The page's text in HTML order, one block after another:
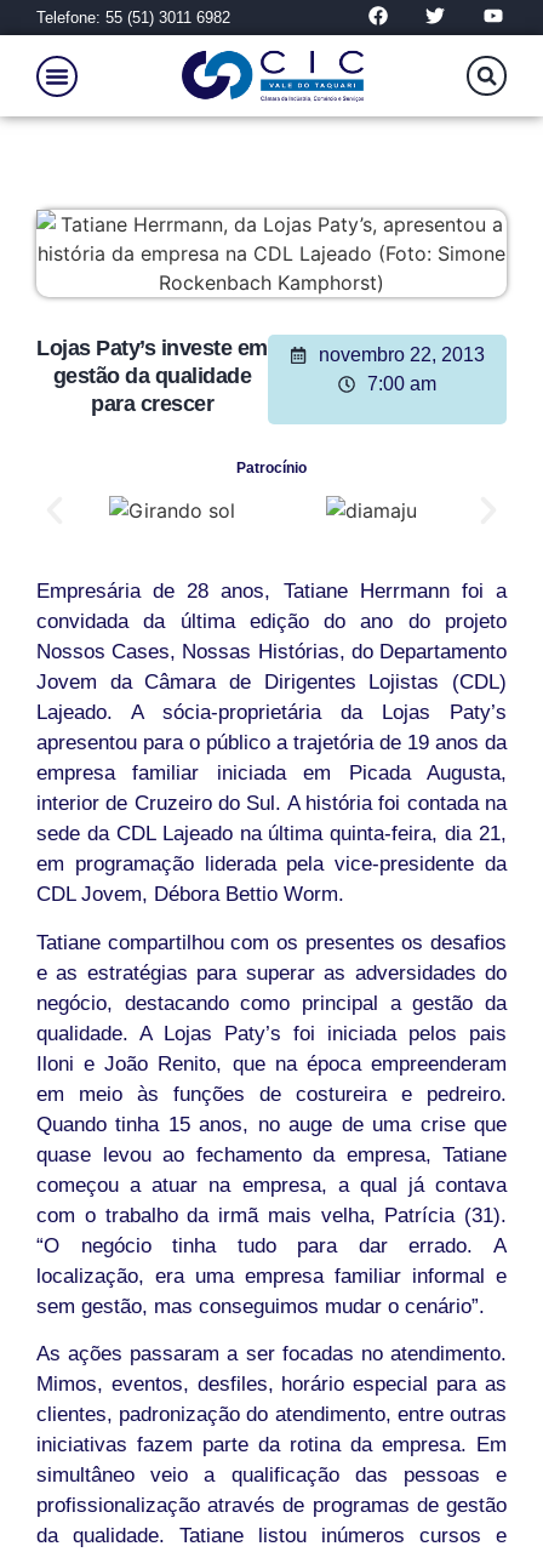
Telefone: 55 (51) 3011 6982
Lojas Paty’s investe em
gestão da qualidade
para crescer
novembro 22, 2013
7:00 am
Patrocínio
Empresária de 28 anos, Tatiane Herrmann foi a
convidada da última edição do ano do projeto
Nossos Cases, Nossas Histórias, do Departamento
Jovem da Câmara de Dirigentes Lojistas (CDL)
Lajeado. A sócia-proprietária da Lojas Paty’s
apresentou para o público a trajetória de 19 anos da
empresa familiar iniciada em Picada Augusta,
interior de Cruzeiro do Sul. A história foi contada na
sede da CDL Lajeado na última quinta-feira, dia 21,
em programação liderada pela vice-presidente da
CDL Jovem, Débora Bettio Worm.
Tatiane compartilhou com os presentes os desafios
e as estratégias para superar as adversidades do
negócio, destacando como principal a gestão da
qualidade. A Lojas Paty’s foi iniciada pelos pais
Iloni e João Renito, que na época empreenderam
em meio às funções de costureira e pedreiro.
Quando tinha 15 anos, no auge de uma crise que
quase levou ao fechamento da empresa, Tatiane
começou a atuar na empresa, a qual já contava
com o trabalho da irmã mais velha, Patrícia (31).
“O negócio tinha tudo para dar errado. A
localização, era uma empresa familiar informal e
sem gestão, mas conseguimos mudar o cenário”.
As ações passaram a ser focadas no atendimento.
Mimos, eventos, desfiles, horário especial para as
clientes, padronização do atendimento, entre outras
iniciativas fazem parte da rotina da empresa. Em
simultâneo veio a qualificação das pessoas e
profissionalização através de programas de gestão
da qualidade. Tatiane listou inúmeros cursos e